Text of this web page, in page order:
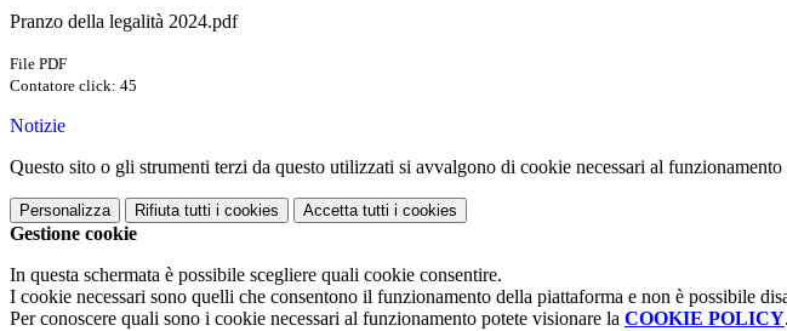
Pranzo della legalità 2024.pdf
File PDF
Contatore click: 45
Notizie
Questo sito o gli strumenti terzi da questo utilizzati si avvalgono di cookie necessari al
Personalizza Rifiuta tutti i cookies Accetta tutti i cookies
Gestione cookie
In questa schermata è possibile scegliere quali cookie consentire.
I cookie necessari sono quelli che consentono il funzionamento della piattaforma e non è possibile
Per conoscere quali sono i cookie necessari al funzionamento potete visionare la COOKIE POLICY.